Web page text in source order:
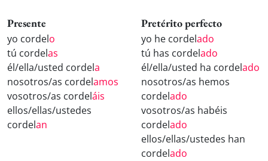
Presente
yo cordelo
tú cordelas
él/ella/usted cordela
nosotros/as cordelamos
vosotros/as cordeláis
ellos/ellas/ustedes
cordelan
Pretérito perfecto
yo he cordelado
tú has cordelado
él/ella/usted ha cordelado
nosotros/as hemos
cordelado
vosotros/as habéis
cordelado
ellos/ellas/ustedes han
cordelado